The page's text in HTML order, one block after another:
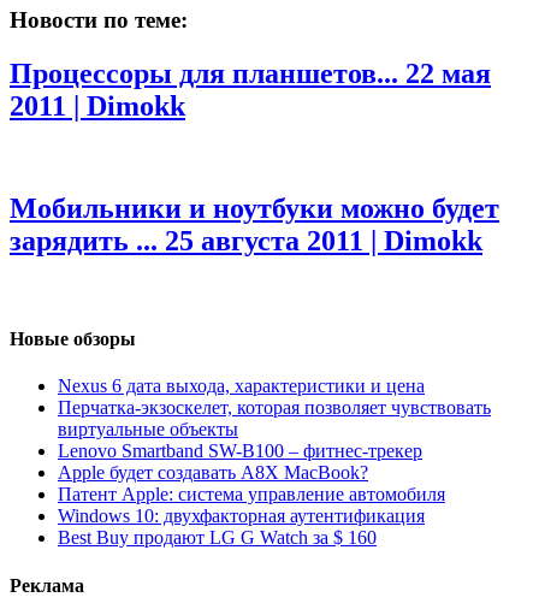
Новости по теме:
Процессоры для планшетов... 22 мая
2011 | Dimokk
Мобильники и ноутбуки можно будет
зарядить ... 25 августа 2011 | Dimokk
Новые обзоры
Nexus 6 дата выхода, характеристики и цена
Перчатка-экзоскелет, которая позволяет чувствовать
виртуальные объекты
Lenovo Smartband SW-B100 – фитнес-трекер
Apple будет создавать A8X MacBook?
Патент Apple: система управление автомобиля
Windows 10: двухфакторная аутентификация
Best Buy продают LG G Watch за $ 160
Реклама